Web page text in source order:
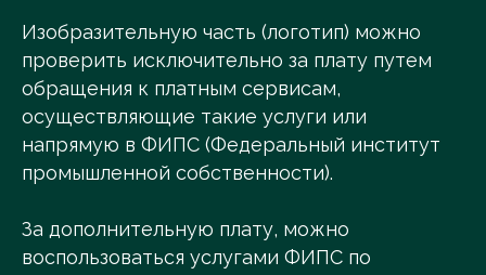
Изобразительную часть (логотип) можно
проверить исключительно за плату путем
обращения к платным сервисам,
осуществляющие такие услуги или
напрямую в ФИПС (Федеральный институт
промышленной собственности).
За дополнительную плату, можно
воспользоваться услугами ФИПС по